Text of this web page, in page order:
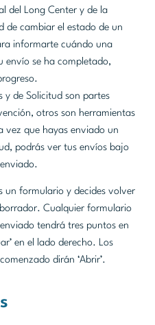
del Long Center y de la
de cambiar el estado de un
informarte cuándo una
envío se ha completado,
y de Solicitud son partes
otros son herramientas
vez que hayas enviado un
podrás ver tus envíos bajo
un formulario y decides volver
Cualquier formulario
tendrá tres puntos en
en el lado derecho. Los
dirán ‘Abrir’.